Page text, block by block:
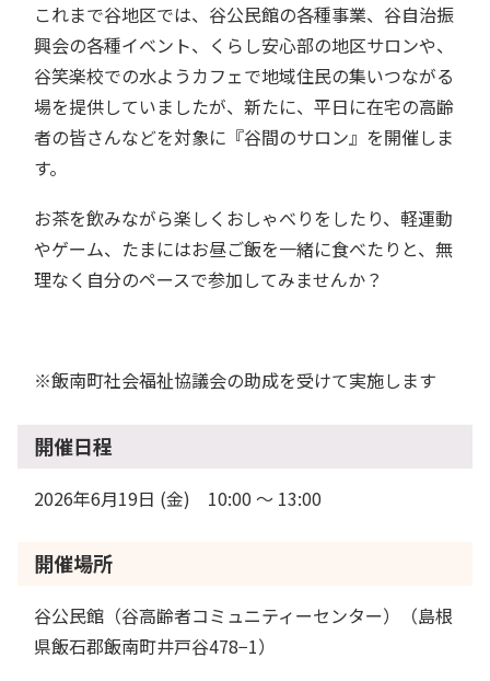
これまで谷地区では、谷公民館の各種事業、谷自治振
興会の各種イベント、くらし安心部の地区サロンや、
谷笑楽校での水ようカフェで地域住民の集いつながる
場を提供していましたが、新たに、平日に在宅の高齢
者の皆さんなどを対象に『谷間のサロン』を開催しま
す。
お茶を飲みながら楽しくおしゃべりをしたり、軽運動
やゲーム、たまにはお昼ご飯を一緒に食べたりと、無
理なく自分のペースで参加してみませんか？
※飯南町社会福祉協議会の助成を受けて実施します
開催日程
2026年6月19日 (金) 10:00 〜 13:00
開催場所
谷公民館（谷高齢者コミュニティーセンター）（島根
県飯石郡飯南町井戸谷478−1）